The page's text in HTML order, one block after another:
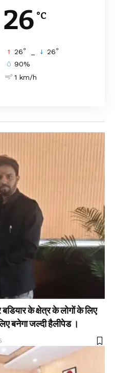
26 °C
26° 26°
90%
1 km/h
के क्षेत्र के लोगों के लिए
बनेगा जल्दी हैलीपेड ।